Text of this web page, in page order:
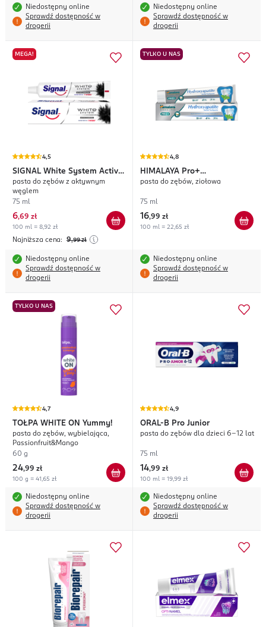
Niedostępny online
Sprawdź dostępność w
drogerii
Niedostępny online
Sprawdź dostępność w
drogerii
MEGA!
4,5
SIGNAL White System Active
Charcoal
pasta do zębów z aktywnym
węglem
75 ml
6,69 zł
100 ml = 8,92 zł
Najniższa cena: 9,99 zł
Niedostępny online
Sprawdź dostępność w
drogerii
TYLKO U NAS
4,8
HIMALAYA Pro+
Hydroxyapatite
pasta do zębów, ziołowa
75 ml
16,99 zł
100 ml = 22,65 zł
Niedostępny online
Sprawdź dostępność w
drogerii
TYLKO U NAS
4,7
TOŁPA WHITE ON Yummy!
pasta do zębów, wybielająca,
Passionfruit&Mango
60 g
24,99 zł
100 g = 41,65 zł
Niedostępny online
Sprawdź dostępność w
drogerii
4,9
ORAL-B Pro Junior
pasta do zębów dla dzieci 6-12 lat
75 ml
14,99 zł
100 ml = 19,99 zł
Niedostępny online
Sprawdź dostępność w
drogerii